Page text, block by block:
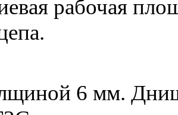
рабочая
6 мм.